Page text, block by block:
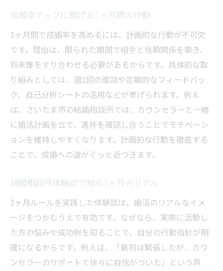
成婚率アップに繋げる3ヶ月間の行動
3ヶ月間で成婚率を高めるには、計画的な行動が不可欠
です。理由は、限られた期間で相手と信頼関係を築き、
将来像をすり合わせる必要があるからです。具体的な取
り組みとしては、週1回の面談や定期的なフィードバッ
ク、自己分析シートの活用などが挙げられます。例え
ば、さいたま市の結婚相談所では、カウンセラーと一緒
に婚活計画を立て、進捗を確認し合うことでモチベーシ
ョンを維持しやすくなります。計画的な行動を徹底する
ことで、成婚への道がぐっと近づきます。
結婚相談所体験談で知る3ヶ月のリアル
3ヶ月ルールを実践した体験談は、婚活のリアルなイメ
ージをつかむうえで有効です。なぜなら、実際に活動し
た方の悩みや成功例を知ることで、自分の行動指針が明
確になるからです。例えば、「最初は緊張したが、カウ
ンセラーのサポートで徐々に自信がついた」という声